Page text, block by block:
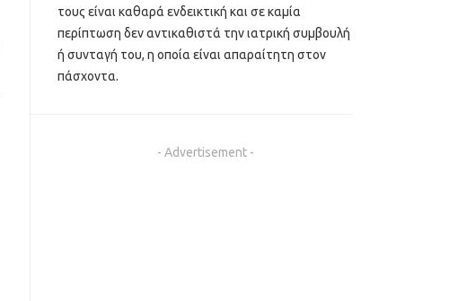
τους είναι καθαρά ενδεικτική και σε καμία
περίπτωση δεν αντικαθιστά την ιατρική συμβουλή
ή συνταγή του, η οποία είναι απαραίτητη στον
πάσχοντα.
- Advertisement -